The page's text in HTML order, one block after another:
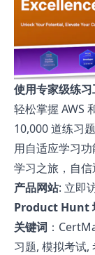
使用专家级练习
轻松掌握 AWS
10,000 道练习
用自适应学习
学习之旅，自信
产品网站: 立即
Product Hunt
关键词 ：
习题, 模拟考试,